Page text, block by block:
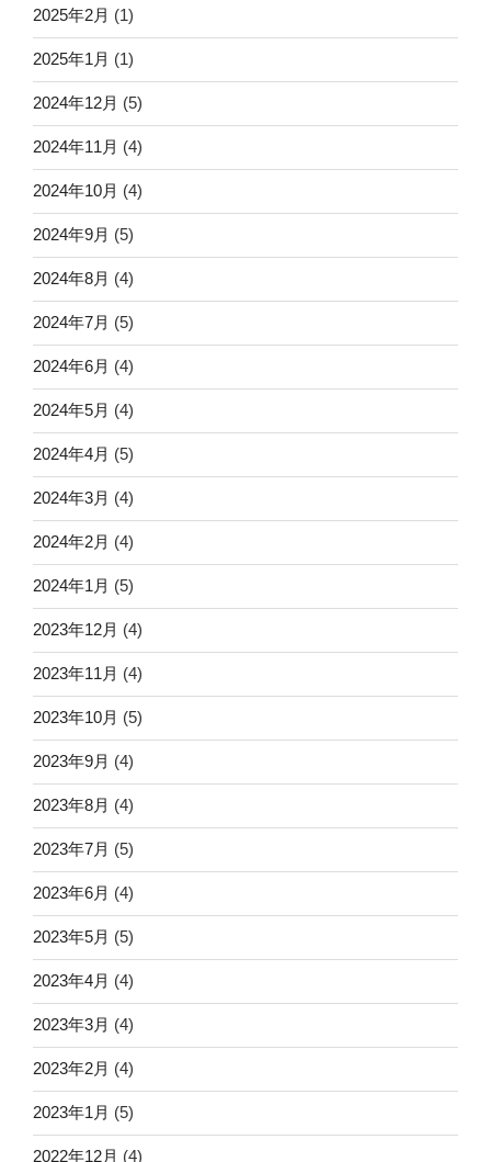
2025年2月 (1)
2025年1月 (1)
2024年12月 (5)
2024年11月 (4)
2024年10月 (4)
2024年9月 (5)
2024年8月 (4)
2024年7月 (5)
2024年6月 (4)
2024年5月 (4)
2024年4月 (5)
2024年3月 (4)
2024年2月 (4)
2024年1月 (5)
2023年12月 (4)
2023年11月 (4)
2023年10月 (5)
2023年9月 (4)
2023年8月 (4)
2023年7月 (5)
2023年6月 (4)
2023年5月 (5)
2023年4月 (4)
2023年3月 (4)
2023年2月 (4)
2023年1月 (5)
2022年12月 (4)